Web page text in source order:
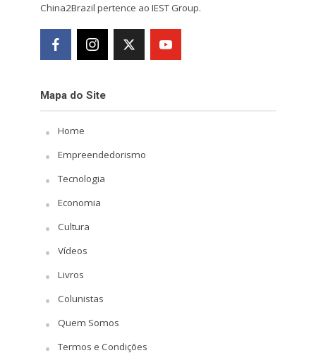
China2Brazil pertence ao IEST Group.
Mapa do Site
Home
Empreendedorismo
Tecnologia
Economia
Cultura
Vídeos
Livros
Colunistas
Quem Somos
Termos e Condições